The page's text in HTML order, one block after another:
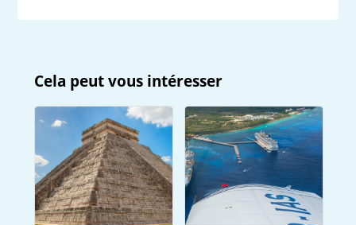
Cela peut vous intéresser